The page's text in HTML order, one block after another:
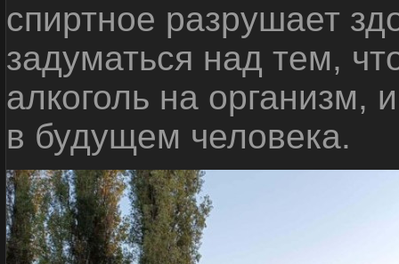
спиртное разрушает
задуматься над тем,
алкоголь на организм,
в будущем человека.